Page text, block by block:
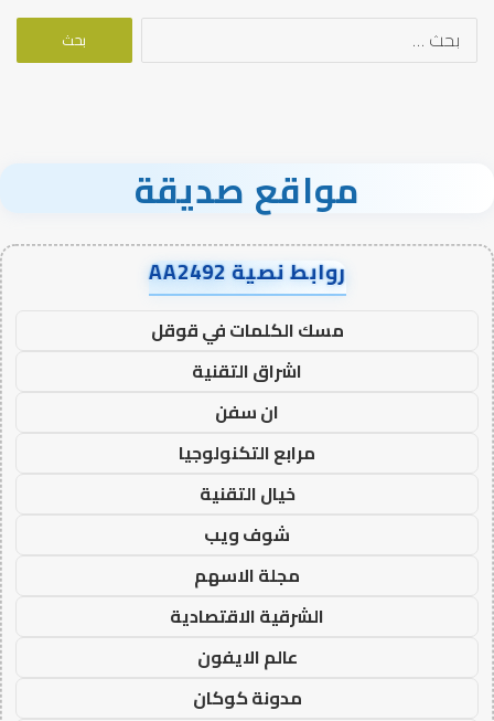
البحث
مواقع صديقة
روابط نصية AA2492
مسك الكلمات في قوقل
اشراق التقنية
ان سفن
مرابع التكنولوجيا
خيال التقنية
شوف ويب
مجلة الاسهم
الشرقية الاقتصادية
عالم الايفون
مدونة كوكان